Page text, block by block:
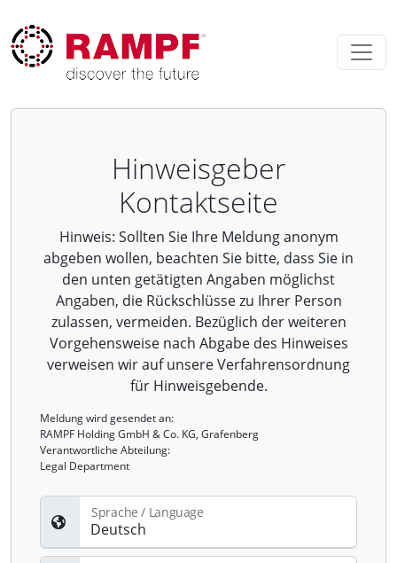
Hinweisgeber
Kontaktseite
Hinweis: Sollten Sie Ihre Meldung anonym
abgeben wollen, beachten Sie bitte, dass Sie in
den unten getätigten Angaben möglichst
Angaben, die Rückschlüsse zu Ihrer Person
zulassen, vermeiden. Bezüglich der weiteren
Vorgehensweise nach Abgabe des Hinweises
verweisen wir auf unsere Verfahrensordnung
für Hinweisgebende.
Meldung wird gesendet an:
RAMPF Holding GmbH & Co. KG, Grafenberg
Verantwortliche Abteilung:
Legal Department
Sprache / Language